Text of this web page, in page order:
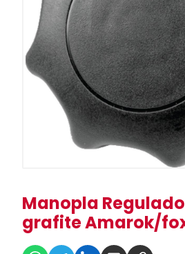
Manopla
grafite Amarok/